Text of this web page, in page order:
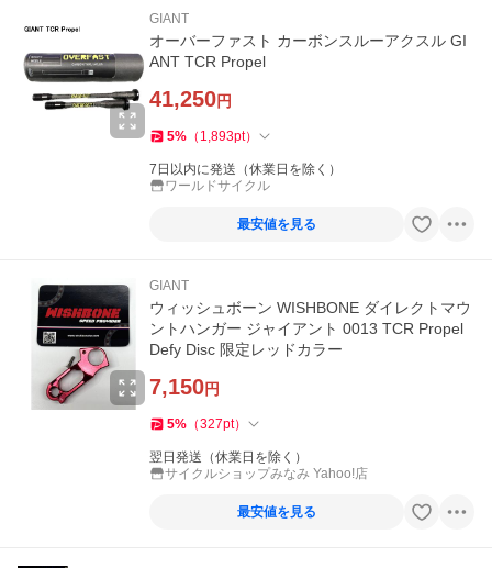
GIANT
オーバーファスト カーボンスルーアクスル GI
ANT TCR Propel
41,250円
5% （ 1,893pt）
7日以内に発送（休業日を除く）
ワールドサイクル
最安値を見る
GIANT
ウィッシュボーン WISHBONE ダイレクトマウ
ントハンガー ジャイアント 0013 TCR Propel
Defy Disc 限定レッドカラー
7,150円
5% （327pt）
翌日発送（休業日を除く）
サイクルショップみなみ Yahoo!店
最安値を見る